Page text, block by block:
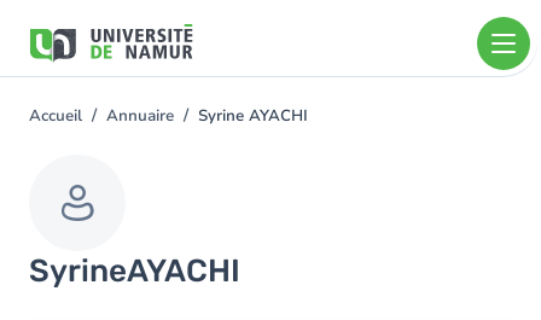
contenu
You
Accueil Annuaire Syrine AYACHI
SyrineAYACHI